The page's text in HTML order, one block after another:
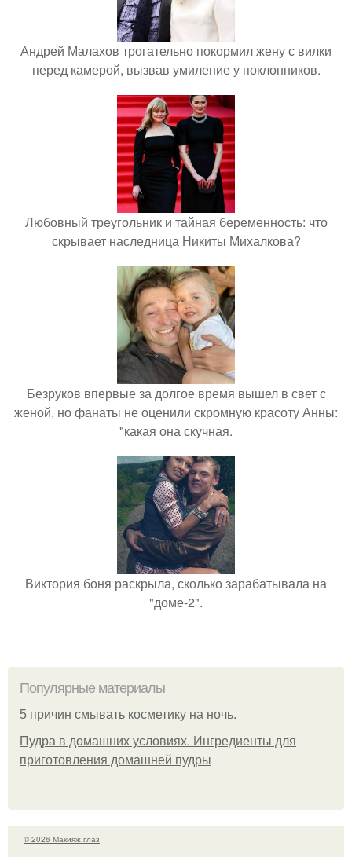
Андрей Малахов трогательно покормил жену с вилки
перед камерой, вызвав умиление у поклонников.
Любовный треугольник и тайная беременность: что
скрывает наследница Никиты Михалкова?
Безруков впервые за долгое время вышел в свет с
женой, но фанаты не оценили скромную красоту Анны:
"какая она скучная.
Виктория боня раскрыла, сколько зарабатывала на
"доме-2".
Популярные материалы
5 причин смывать косметику на ночь.
Пудра в домашних условиях. Ингредиенты для
приготовления домашней пудры
© 2026 Макияж глаз